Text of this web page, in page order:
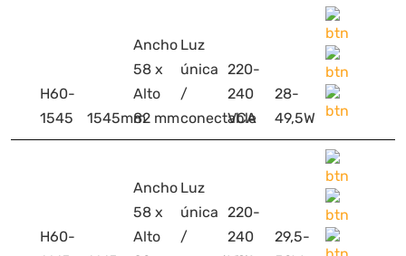
H60-
1545
1545mm
Ancho
58 x
Alto
82 mm
Luz
única
/
conectable
220-
240
VCA
28-
49,5W
H60-
Ancho
58 x
Alto
Luz
única
/
220-
240
29,5-